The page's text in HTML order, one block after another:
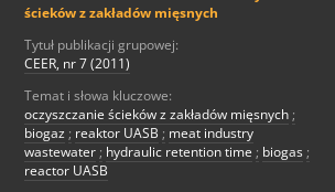
ścieków z zakładów mięsnych
Tytuł publikacji grupowej:
CEER, nr 7 (2011)
Temat i słowa kluczowe:
oczyszczanie ścieków z zakładów mięsnych ;
biogaz ; reaktor UASB ; meat industry
wastewater ; hydraulic retention time ; biogas ;
reactor UASB